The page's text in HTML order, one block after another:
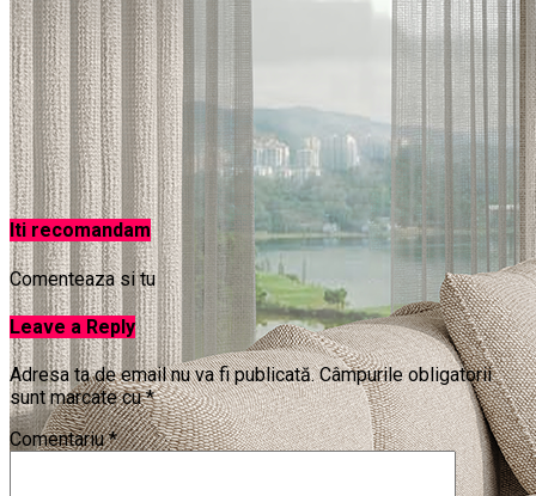
Iti recomandam
Comenteaza si tu
Leave a Reply
Adresa ta de email nu va fi publicată. Câmpurile obligatorii
sunt marcate cu*
Comentariu*